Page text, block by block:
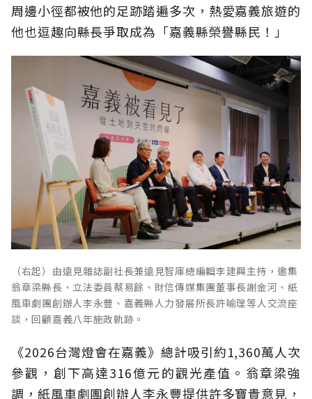
周邊小徑都被他的足跡踏遍多次，熱愛嘉義旅遊的
他也逗趣向縣長爭取成為「嘉義縣榮譽縣民！」
（右起）由遠見雜誌副社長兼遠見智庫總編輯李建興主持，邀集
翁章梁縣長、立法委員蔡易餘、財信傳媒集團董事長謝金河、紙
風車劇團創辦人李永豐、嘉義縣人力發展所長許喻理等人交流座
談，回顧嘉義八年施政軌跡。
《2026台灣燈會在嘉義》總計吸引約1,360萬人次
參觀，創下高達316億元的觀光產值。翁章梁強
調，紙風車劇團創辦人李永豐提供許多寶貴意見，